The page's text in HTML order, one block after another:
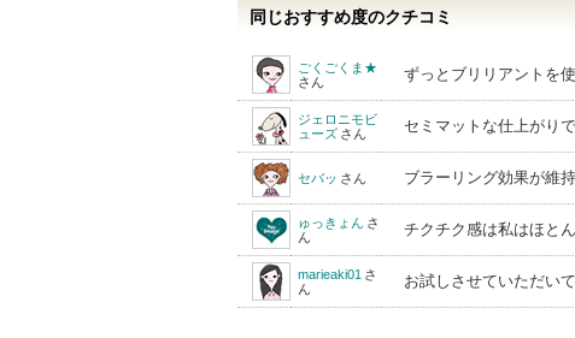
同じおすすめ度のクチコミ
ごくごくま★
さん
ずっとブリリアントを
ジェロニモビ
ューズ さん セミマットな仕上がり
セバッ さん ブラーリング効果が維
ゅっきょん さ
ん
チクチク感は私はほと
marieaki01 さ
ん
お試しさせていただい